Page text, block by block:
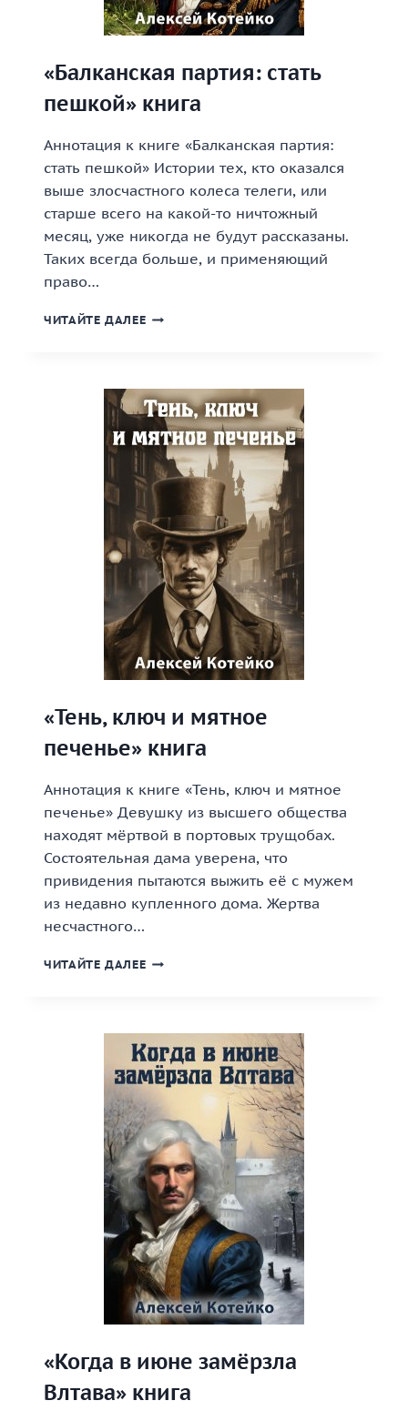
«Балканская партия: стать
пешкой» книга
Аннотация к книге «Балканская партия:
стать пешкой» Истории тех, кто оказался
выше злосчастного колеса телеги, или
старше всего на какой-то ничтожный
месяц, уже никогда не будут рассказаны.
Таких всегда больше, и применяющий
право…
ЧИТАЙТЕ ДАЛЕЕ «БАЛКАНСКАЯ
КНИГА
«Тень, ключ и мятное
печенье» книга
Аннотация к книге «Тень, ключ и мятное
печенье» Девушку из высшего общества
находят мёртвой в портовых трущобах.
Состоятельная дама уверена, что
привидения пытаются выжить её с мужем
из недавно купленного дома. Жертва
несчастного…
ЧИТАЙТЕ ДАЛЕЕ «ТЕНЬ,
ПЕЧЕНЬЕ»
КНИГА
«Когда в июне замёрзла
Влтава» книга